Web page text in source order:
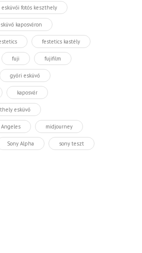
esküvői fotós keszthely
kaposváron
festetics kastély
fuji fujifilm
győri esküvő
kaposvár
esküvő
Angeles midjourney
Sony Alpha sony teszt